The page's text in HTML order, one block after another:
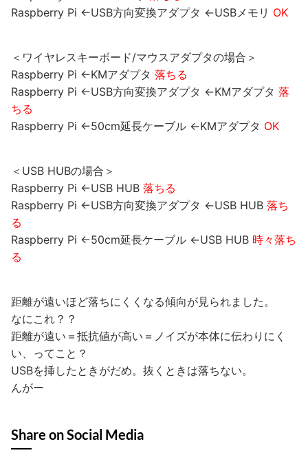
Raspberry Pi ←USB方向変換アダプタ ←USBメモリ OK
＜ワイヤレスキーボード/マウスアダプタの場合＞
Raspberry Pi ←KMアダプタ 落ちる
Raspberry Pi ←USB方向変換アダプタ ←KMアダプタ 落
ちる
Raspberry Pi ←50cm延長ケーブル ←KMアダプタ OK
＜USB HUBの場合＞
Raspberry Pi ←USB HUB 落ちる
Raspberry Pi ←USB方向変換アダプタ ←USB HUB 落ち
る
Raspberry Pi ←50cm延長ケーブル ←USB HUB 時々落ち
る
距離が遠いほど落ちにくくなる傾向が見られました。
なにこれ？？
距離が遠い＝抵抗値が高い＝ノイズが本体に伝わりにく
い、ってこと？
USBを挿したときがだめ。抜くときは落ちない。
んがー
Share on Social Media